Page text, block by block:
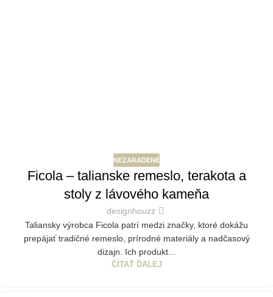
NEZARADENÉ
Ficola – talianske remeslo, terakota a
stoly z lávového kameňa
designhouzz
Taliansky výrobca Ficola patrí medzi značky, ktoré dokážu
prepájať tradičné remeslo, prírodné materiály a nadčasový
dizajn. Ich produkt...
ČÍTAŤ ĎALEJ